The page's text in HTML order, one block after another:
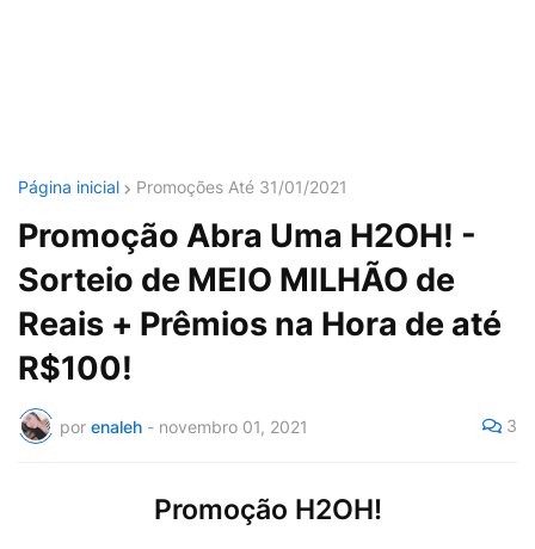
Página inicial Promoções Até 31/01/2021
Promoção Abra Uma H2OH! -
Sorteio de MEIO MILHÃO de
Reais + Prêmios na Hora de até
R$100!
por enaleh - novembro 01, 2021 3
Promoção H2OH!